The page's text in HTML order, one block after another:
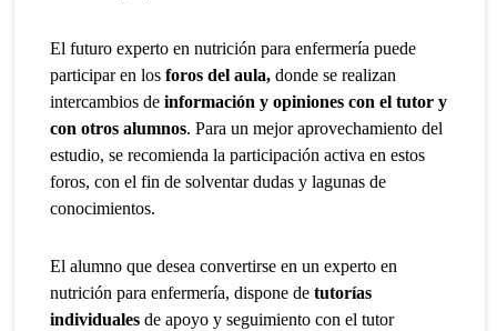
El futuro experto en nutrición para enfermería puede
participar en losforos del aula, donde se realizan
intercambios deinformación y opiniones con el tutor y
con otros alumnos. Para un mejor aprovechamiento del
estudio, se recomienda la participación activa en estos
foros, con el fin de solventar dudas y lagunas de
conocimientos.
El alumno que desea convertirse en un experto en
nutrición para enfermería, dispone detutorías
individuales de apoyo y seguimiento con el tutor